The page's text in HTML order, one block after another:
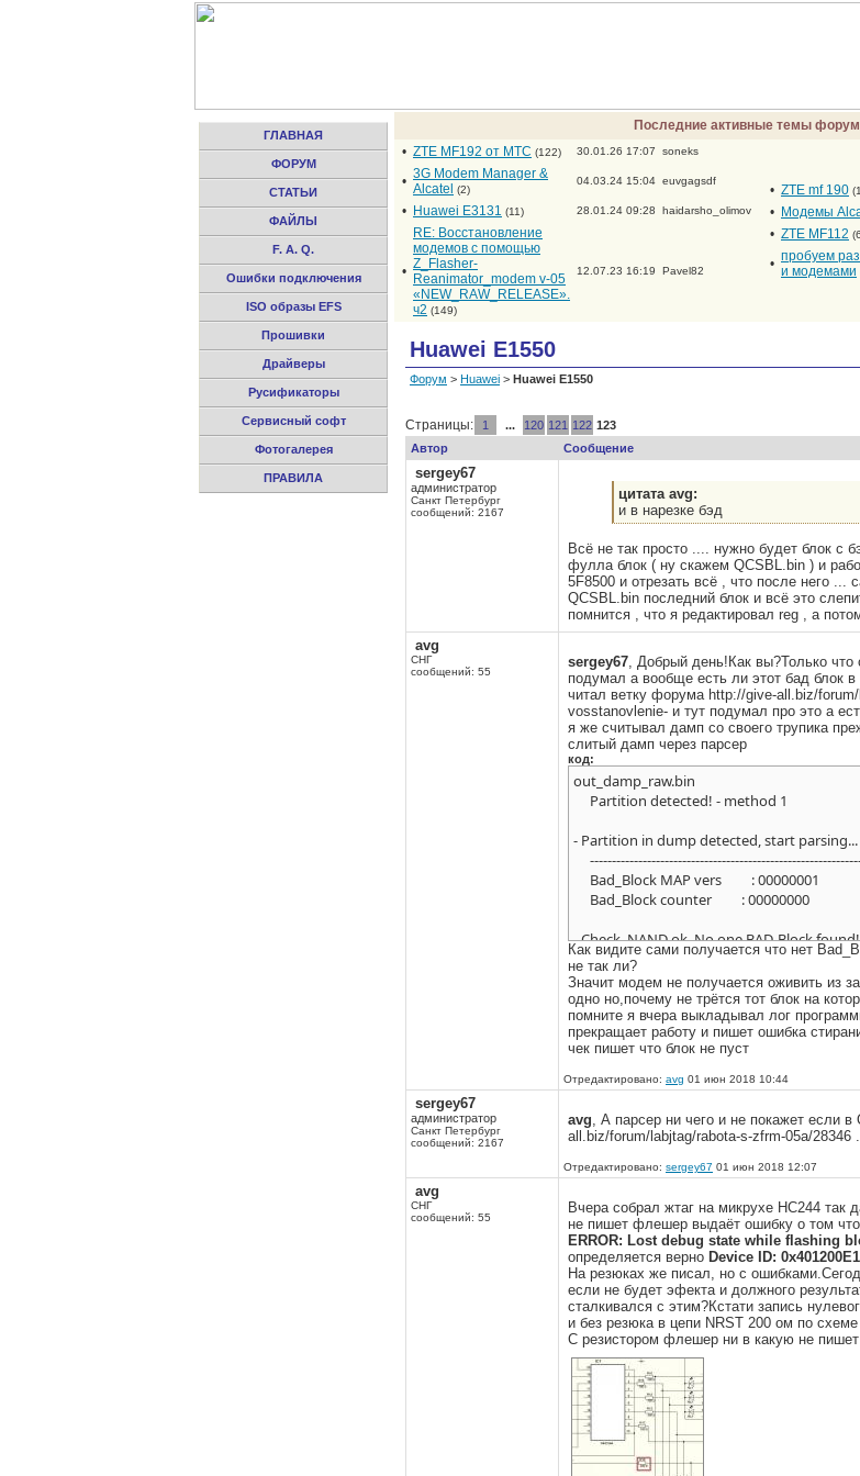
ГЛАВНАЯ
ФОРУМ
СТАТЬИ
ФАЙЛЫ
F. A. Q.
Ошибки подключения
ISO образы EFS
Прошивки
Драйверы
Русификаторы
Сервисный софт
Фотогалерея
ПРАВИЛА
Последние активные темы
• ZTE MF192 от МТС (122) 30.01.26 17:07 soneks
• 3G Modem Manager &
Alcatel
(2)
04.03.24 15:04 euvgagsdf
• Huawei E3131 (11) 28.01.24 09:28 haidarsho_olimov
•
RE: Восстановление
модемов с помощью
Z_Flasher-
Reanimator_modem v-05
«NEW_RAW_RELEASE».
ч2 (149)
12.07.23 16:19 Pavel82
• ZTE mf 190
• Модемы
• ZTE MF112
• пробуем
и модемами
Huawei E1550
Форум > Huawei > Huawei E1550
Страницы: 1 ... 120 121 122 123
Автор
Сообщение
sergey67
администратор
Санкт Петербург
сообщений: 2167
цитата avg:
и в нарезке бэд
Всё не так просто .... нужно будет блок с
фулла блок ( ну скажем QCSBL.bin ) и
5F8500 и отрезать всё , что после него ...
QCSBL.bin последний блок и всё это
помнится , что я редактировал reg , а
avg
СНГ
сообщений: 55
sergey67, Добрый день!Как вы?Только что
подумал а вообще есть ли этот бад блок
читал ветку форума http://give-all.biz/
vosstanovlenie- и тут подумал про это а
я же считывал дамп со своего трупика
слитый дамп через парсер
код:
out_damp_raw.bin
Partition detected! - method 1
- Partition in dump detected, start parsing...
Bad_Block MAP vers : 00000001
Bad_Block counter : 00000000
- Check_NAND ok, No one BAD-Block found!
QCSBL_Size : 0000B1CB 45515_dec
OEMSBL_Size : 0003CEE8
AMSS_Size : 00D7A59C
- Autoanalyse real size for QCSBL OEMSBL
0:MIBIB : Found!
Nand_Page : 00000000
Nand_Size : 0000000A
Fls_Address : 00000000
Nand_Page : 0000000A
Nand_Size : 00000006
Fls_Address : 00000000
File_Size : 00000000
0:QCSBL : Found!
Nand_Page : 00000010
Nand_Size : 00000004
Fls_Address : 00000000
File_Size : 00000000
0:OEMSBL1 : Found!
Nand_Page : 00000014
Как видите сами получается что нет
не так ли?
Значит модем не получается оживить из
одно но,почему не трётся тот блок на
помните я вчера выкладывал лог
прекращает работу и пишет ошибка
чек пишет что блок не пуст
Отредактировано: avg 01 июн 2018 10:44
sergey67
администратор
Санкт Петербург
сообщений: 2167
avg, А парсер ни чего и не покажет если
all.biz/forum/labjtag/rabota-s-zfrm-05a/28346
Отредактировано: sergey67 01 июн 2018 12:07
avg
СНГ
сообщений: 55
Вчера собрал жтаг на микрухе НС244 так
не пишет флешер выдаёт ошибку о том что
ERROR: Lost debug state while flashing
определяется верно Device ID: 0x401200E1
На резюках же писал, но с
если не будет эфекта и должного
сталкивался с этим?Кстати запись
и без резюка в цепи NRST 200 ом по схеме
С резистором флешер ни в какую не